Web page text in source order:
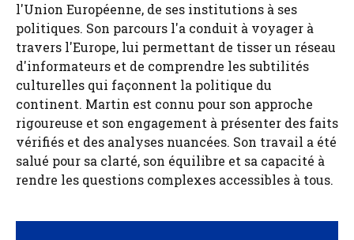
l'Union Européenne, de ses institutions à ses
politiques. Son parcours l'a conduit à voyager à
travers l'Europe, lui permettant de tisser un réseau
d'informateurs et de comprendre les subtilités
culturelles qui façonnent la politique du
continent. Martin est connu pour son approche
rigoureuse et son engagement à présenter des faits
vérifiés et des analyses nuancées. Son travail a été
salué pour sa clarté, son équilibre et sa capacité à
rendre les questions complexes accessibles à tous.